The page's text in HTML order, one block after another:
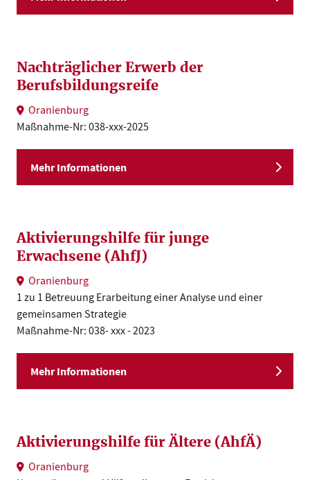
Nachträglicher Erwerb der
Berufsbildungsreife
Oranienburg
Maßnahme-Nr: 038-xxx-2025
Mehr Informationen
Aktivierungshilfe für junge
Erwachsene (AhfJ)
Oranienburg
1 zu 1 Betreuung Erarbeitung einer Analyse und einer
gemeinsamen Strategie
Maßnahme-Nr: 038- xxx - 2023
Mehr Informationen
Aktivierungshilfe für Ältere (AhfÄ)
Oranienburg